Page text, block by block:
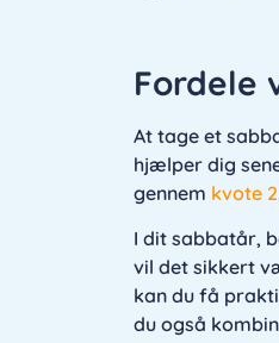
Fordele
At tage et
hjælper dig
gennem kvote 2
I dit sabbatår,
vil det sikkert
kan du få
du også